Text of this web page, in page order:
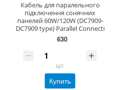
Кабель для паралельного
підключення сонячних
панелей 60W/120W (DC7909-
DC7909 type) Parallel Connecti
630
шт
Купить